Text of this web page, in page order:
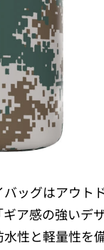
ッグはアウト
ア感の強いデ
性と軽量性を